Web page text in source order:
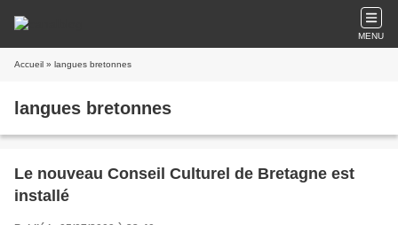
MENU
Accueil » langues bretonnes
langues bretonnes
Le nouveau Conseil Culturel de Bretagne est
installé